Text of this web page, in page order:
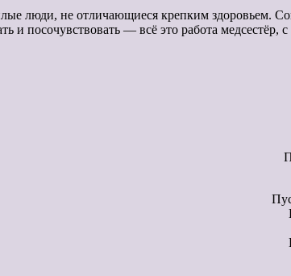
люди, не отличающиеся крепким здоровьем.
и посочувствовать — всё это работа